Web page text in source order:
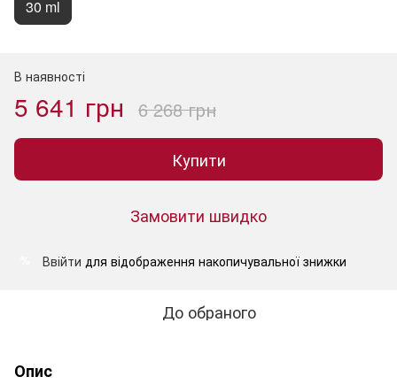
30 ml
В наявності
5 641 грн 6 268 грн
Купити
Замовити швидко
Ввійти для відображення накопичувальної знижки
До обраного
Опис